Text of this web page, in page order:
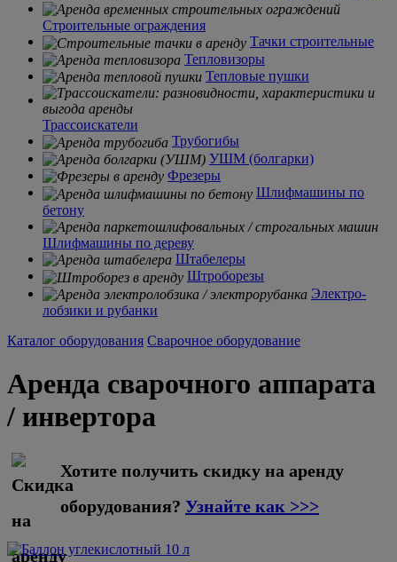
Строительные ограждения
Тачки строительные
Тепловизоры
Тепловые пушки
Трассоискатели
Трубогибы
УШМ (болгарки)
Фрезеры
Шлифмашины по
бетону
Шлифмашины по дереву
Штабелеры
Штроборезы
Электро-
лобзики и рубанки
Каталог оборудования Сварочное оборудование
Аренда сварочного аппарата
/ инвертора
Хотите получить скидку на аренду
оборудования? Узнайте как >>>